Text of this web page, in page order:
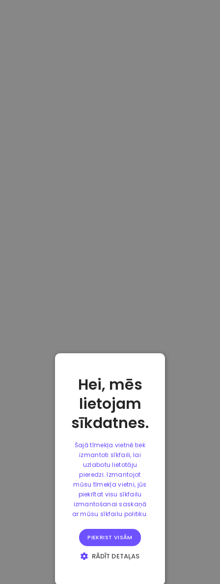
Hei, mēs
lietojam
sīkdatnes.
Šajā tīmekļa vietnē tiek
izmantoti sīkfaili, lai
uzlabotu lietotāju
pieredzi. Izmantojot
mūsu tīmekļa vietni, jūs
piekrītat visu sīkfailu
izmantošanai saskaņā
ar mūsu sīkfailu politiku.
PIEKRIST VISĀM
RĀDĪT DETAĻAS